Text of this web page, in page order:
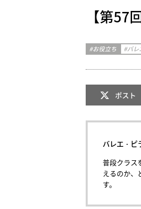
【第
お役立ち バレ
ポスト
バレエ・ピ
普段クラス
えるのか、
す。